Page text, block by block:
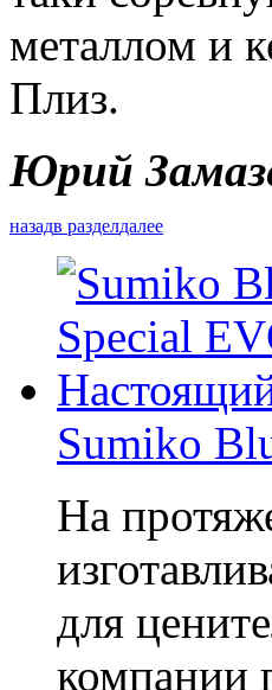
металлом и
Плиз.
Юрий
назадв разделдалее
Sumiko
На
для
компании